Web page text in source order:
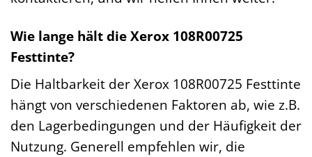
Wie lange hält die Xerox 108R00725
Festtinte?
Die Haltbarkeit der Xerox 108R00725 Festtinte
hängt von verschiedenen Faktoren ab, wie z.B.
den Lagerbedingungen und der Häufigkeit der
Nutzung. Generell empfehlen wir, die